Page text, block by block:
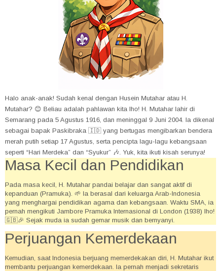
Halo anak-anak! Sudah kenal dengan Husein Mutahar atau H.
Mutahar? 😊 Beliau adalah pahlawan kita lho! H. Mutahar lahir di
Semarang pada 5 Agustus 1916, dan meninggal 9 Juni 2004. Ia dikenal
sebagai bapak Paskibraka 🇮🇩 yang bertugas mengibarkan bendera
merah putih setiap 17 Agustus, serta pencipta lagu-lagu kebangsaan
seperti “Hari Merdeka” dan “Syukur” 🎶. Yuk, kita ikuti kisah serunya!
Masa Kecil dan Pendidikan
Pada masa kecil, H. Mutahar pandai belajar dan sangat aktif di
kepanduan (Pramuka). 🌱 Ia berasal dari keluarga Arab-Indonesia
yang menghargai pendidikan agama dan kebangsaan. Waktu SMA, ia
pernah mengikuti Jambore Pramuka Internasional di London (1938) lho!
🇬🇧🎉 Sejak muda ia sudah gemar musik dan bernyanyi.
Perjuangan Kemerdekaan
Kemudian, saat Indonesia berjuang memerdekakan diri, H. Mutahar ikut
membantu perjuangan kemerdekaan. Ia pernah menjadi sekretaris